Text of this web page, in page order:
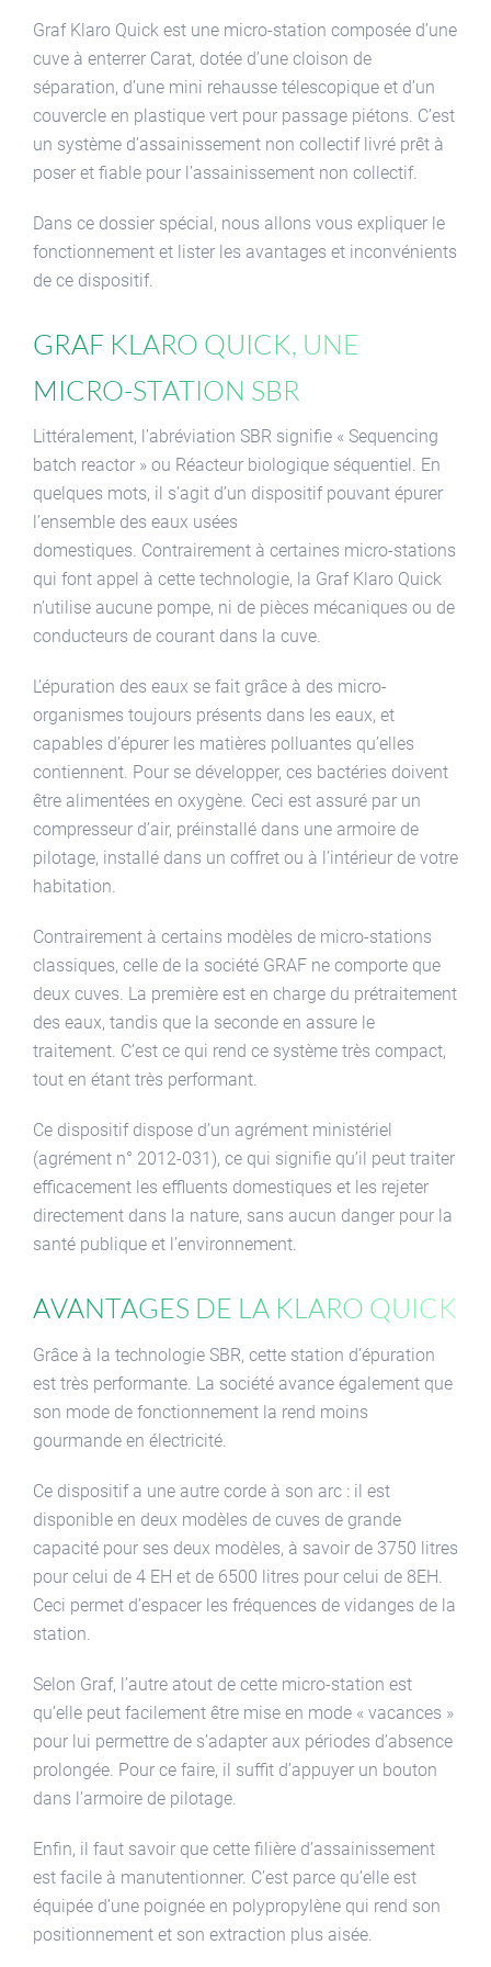
Graf Klaro Quick est une micro-station composée d’une
cuve à enterrer Carat, dotée d’une cloison de
séparation, d’une mini rehausse télescopique et d’un
couvercle en plastique vert pour passage piétons. C’est
un système d’assainissement non collectif livré prêt à
poser et fiable pour l’assainissement non collectif.
Dans ce dossier spécial, nous allons vous expliquer le
fonctionnement et lister les avantages et inconvénients
de ce dispositif.
Graf Klaro Quick, une
micro-station SBR
Littéralement, l’abréviation SBR signifie « Sequencing
batch reactor » ou Réacteur biologique séquentiel. En
quelques mots, il s’agit d’un dispositif pouvant épurer
l’ensemble des eaux usées
domestiques. Contrairement à certaines micro-stations
qui font appel à cette technologie, la Graf Klaro Quick
n’utilise aucune pompe, ni de pièces mécaniques ou de
conducteurs de courant dans la cuve.
L’épuration des eaux se fait grâce à des micro-
organismes toujours présents dans les eaux, et
capables d’épurer les matières polluantes qu’elles
contiennent. Pour se développer, ces bactéries doivent
être alimentées en oxygène. Ceci est assuré par un
compresseur d’air, préinstallé dans une armoire de
pilotage, installé dans un coffret ou à l’intérieur de votre
habitation.
Contrairement à certains modèles de micro-stations
classiques, celle de la société GRAF ne comporte que
deux cuves. La première est en charge du prétraitement
des eaux, tandis que la seconde en assure le
traitement. C’est ce qui rend ce système très compact,
tout en étant très performant.
Ce dispositif dispose d’un agrément ministériel
(agrément n° 2012-031), ce qui signifie qu’il peut traiter
efficacement les effluents domestiques et les rejeter
directement dans la nature, sans aucun danger pour la
santé publique et l’environnement.
Avantages de la Klaro Quick
Grâce à la technologie SBR, cette station d’épuration
est très performante. La société avance également que
son mode de fonctionnement la rend moins
gourmande en électricité.
Ce dispositif a une autre corde à son arc : il est
disponible en deux modèles de cuves de grande
capacité pour ses deux modèles, à savoir de 3750 litres
pour celui de 4 EH et de 6500 litres pour celui de 8EH.
Ceci permet d’espacer les fréquences de vidanges de la
station.
Selon Graf, l’autre atout de cette micro-station est
qu’elle peut facilement être mise en mode « vacances »
pour lui permettre de s’adapter aux périodes d’absence
prolongée. Pour ce faire, il suffit d’appuyer un bouton
dans l’armoire de pilotage.
Enfin, il faut savoir que cette filière d’assainissement
est facile à manutentionner. C’est parce qu’elle est
équipée d’une poignée en polypropylène qui rend son
positionnement et son extraction plus aisée.